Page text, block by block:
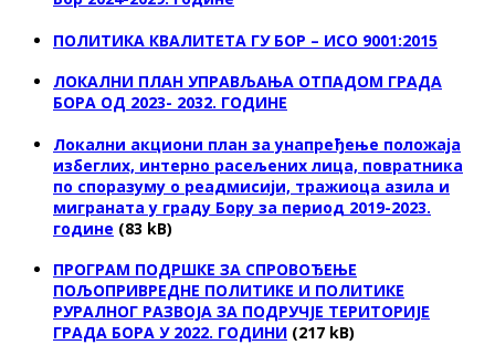
ПОЛИТИКА КВАЛИТЕТА ГУ БОР – ИСО 9001:2015
ЛОКАЛНИ ПЛАН УПРАВЉАЊА ОТПАДОМ ГРАДА
БОРА ОД 2023- 2032. ГОДИНЕ
Локални акциони план за унапређење положаја
избеглих, интерно расељених лица, повратника
по споразуму о реадмисији, тражиоца азила и
миграната у граду Бору за период 2019-2023.
године (83 kB)
ПРОГРАМ ПОДРШКЕ ЗА СПРОВОЂЕЊЕ
ПОЉОПРИВРЕДНЕ ПОЛИТИКЕ И ПОЛИТИКЕ
РУРАЛНОГ РАЗВОЈА ЗА ПОДРУЧЈЕ ТЕРИТОРИЈЕ
ГРАДА БОРА У 2022. ГОДИНИ (217 kB)